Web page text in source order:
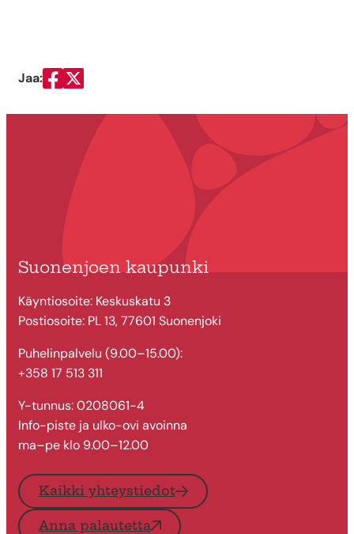
Jaa:
Jaa Facebookissa
Jaa Twitterissä
Suonenjoen kaupunki
Käyntiosoite: Keskuskatu 3
Postiosoite: PL 13, 77601 Suonenjoki
Puhelinpalvelu (9.00–15.00):
+358 17 513 311
Y-tunnus: 0208061-4
Info-piste ja ulko-ovi avoinna
ma–pe klo 9.00–12.00
Kaikki yhteystiedot
Anna palautetta